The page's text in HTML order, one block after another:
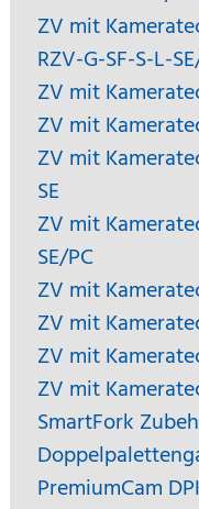
ZV mit
RZV-G-SF-S-L-
ZV mit
ZV mit
ZV mit
SE
ZV mit
SE/PC
ZV mit
ZV mit
ZV mit
ZV mit
SmartFork
PremiumCam